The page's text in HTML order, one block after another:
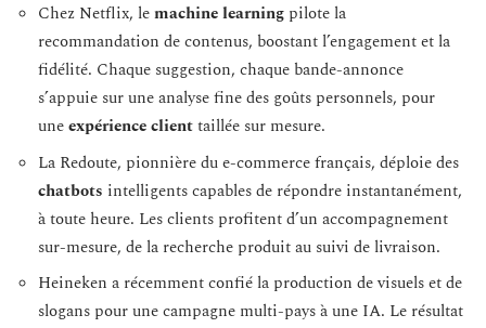
Chez Netflix, lemachine learning pilote la
recommandation de contenus, boostant l’engagement et la
fidélité. Chaque suggestion, chaque bande-annonce
s’appuie sur une analyse fine des goûts personnels, pour
uneexpérience clienttaillée sur mesure.
La Redoute, pionnière du e-commerce français, déploie des
chatbots intelligents capables de répondre instantanément,
à toute heure. Les clients profitent d’un accompagnement
sur-mesure, de la recherche produit au suivi de livraison.
Heineken a récemment confié la production de visuels et de
slogans pour une campagne multi-pays à une IA. Le résultat